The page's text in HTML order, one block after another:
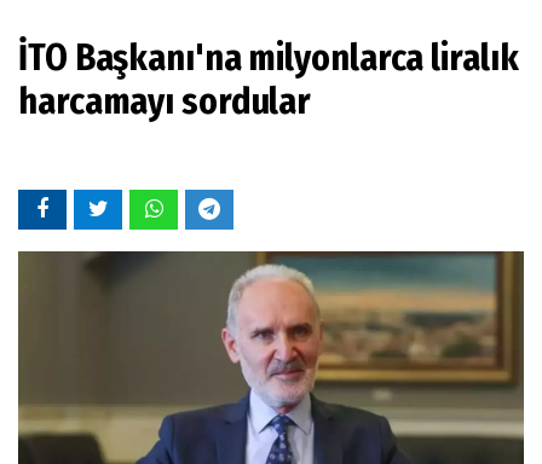
İTO Başkanı'na milyonlarca liralık
harcamayı sordular